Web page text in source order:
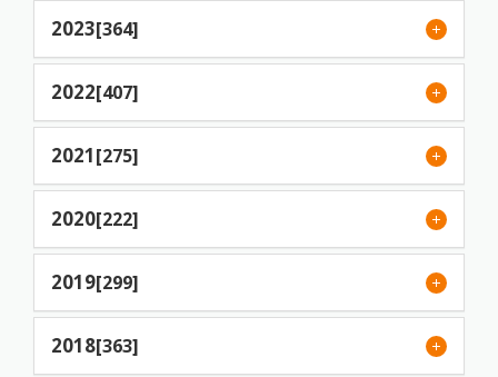
2023[364]
2022[407]
2021[275]
2020[222]
2019[299]
2018[363]